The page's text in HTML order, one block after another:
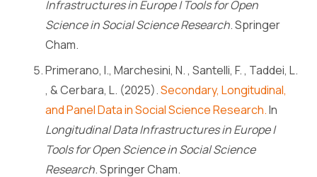
Infrastructures in Europe | Tools for Open
Science in Social Science Research. Springer
Cham.
Primerano, I., Marchesini, N. , Santelli, F. , Taddei, L.
, & Cerbara, L. (2025).Secondary, Longitudinal,
and Panel Data in Social Science Research.In
Longitudinal Data Infrastructures in Europe |
Tools for Open Science in Social Science
Research. Springer Cham.